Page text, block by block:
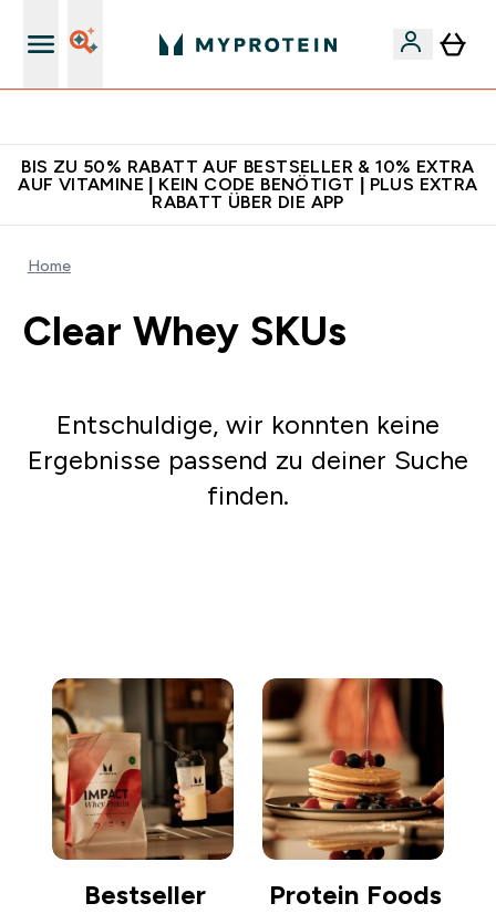
BIS ZU 50% RABATT AUF BESTSELLER & 10% EXTRA
AUF VITAMINE | KEIN CODE BENÖTIGT | PLUS EXTRA
RABATT ÜBER DIE APP
Home
Clear Whey SKUs
Entschuldige, wir konnten keine
Ergebnisse passend zu deiner Suche
finden.
Bestseller
Protein Foods